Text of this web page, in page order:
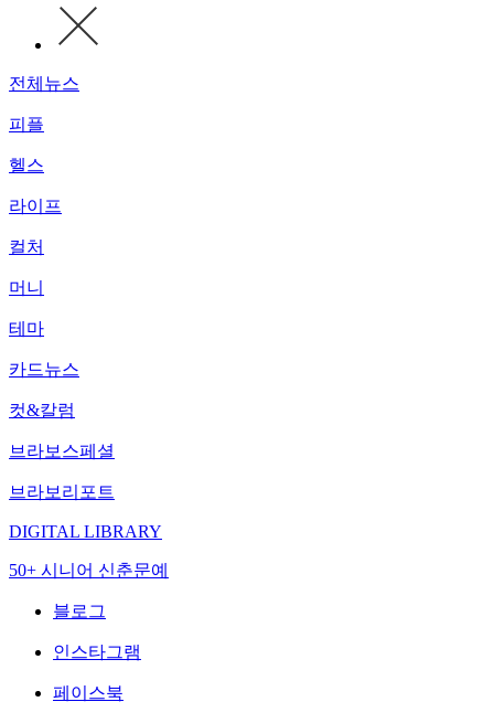
전체뉴스
피플
헬스
라이프
컬처
머니
테마
카드뉴스
컷&칼럼
브라보스페셜
브라보리포트
DIGITAL LIBRARY
50+ 시니어 신춘문예
블로그
인스타그램
페이스북